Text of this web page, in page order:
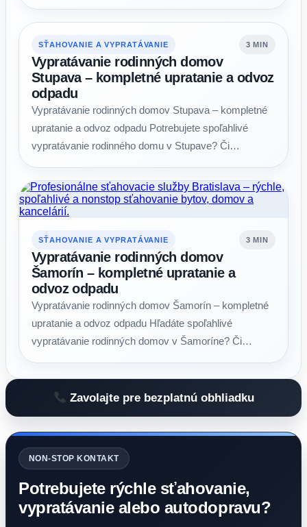
SŤAHOVANIE A VYPRATÁVANIE 3 MIN
Vypratávanie rodinných domov
Stupava – kompletné upratanie a odvoz
odpadu
Vypratávanie rodinných domov Stupava – kompletné
upratanie a odvoz odpadu Potrebujete spoľahlivé
vypratávanie rodinného domu v Stupave? Či…
SŤAHOVANIE A VYPRATÁVANIE 3 MIN
Vypratávanie rodinných domov
Šamorín – kompletné upratanie a
odvoz odpadu
Vypratávanie rodinných domov Šamorín – kompletné
upratanie a odvoz odpadu Hľadáte spoľahlivé
vypratávanie rodinných domov v Šamoríne? Či…
Zavolajte pre bezplatnú obhliadku
NON-STOP KONTAKT
Potrebujete rýchle sťahovanie,
vypratávanie alebo autodopravu?